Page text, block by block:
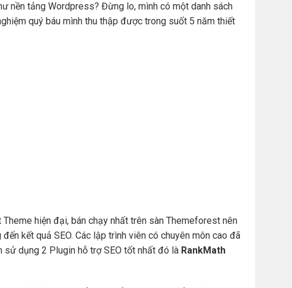
nền tảng Wordpress? Đừng lo, mình có một danh sách
quý báu mình thu thập được trong suốt 5 năm thiết
hiện đại, bán chạy nhất trên sàn Themeforest nên
kết quả SEO. Các lập trình viên có chuyên môn cao đã
sử dụng 2 Plugin hỗ trợ SEO tốt nhất đó là RankMath